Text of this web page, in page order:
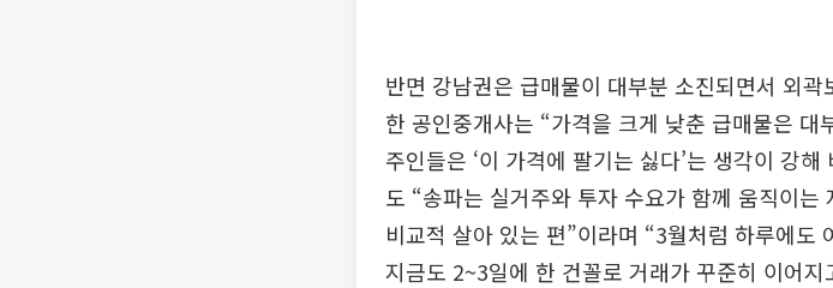
반면 강남권은 급매물이 대부분 소진되면서 외
한 공인중개사는 “가격을 크게 낮춘 급매물은
주인들은 ‘이 가격에 팔기는 싫다’는 생각이 강
도 “송파는 실거주와 투자 수요가 함께 움직이
비교적 살아 있는 편”이라며 “3월처럼 하루에도
지금도 2~3일에 한 건꼴로 거래가 꾸준히 이어지